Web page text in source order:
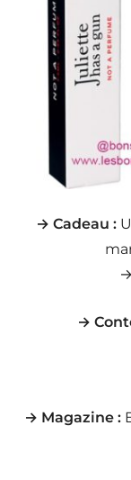
→ Cadeau :
→
→
→ Magazine :